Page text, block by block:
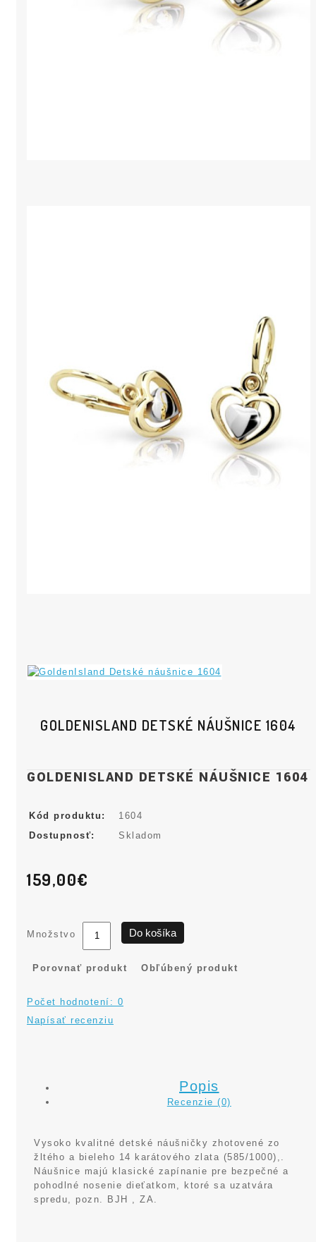
GOLDENISLAND DETSKÉ NÁUŠNICE 1604
GOLDENISLAND DETSKÉ NÁUŠNICE 1604
Kód produktu:
1604
Dostupnosť:
Skladom
159,00€
Množstvo Do košíka
Obľúbený produkt
Porovnať produkt
Počet hodnotení: 0
Napísať recenziu
Popis
Recenzie (0)
Vysoko kvalitné detské náušničky zhotovené zo
žltého a bieleho 14 karátového zlata (585/1000),.
Náušnice majú klasické zapínanie pre bezpečné a
pohodlné nosenie dieťatkom, ktoré sa uzatvára
spredu, pozn. BJH , ZA.